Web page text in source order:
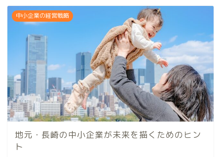
中小企業の経営戦略
地元・長崎の中小企業が未来を描くためのヒン
ト